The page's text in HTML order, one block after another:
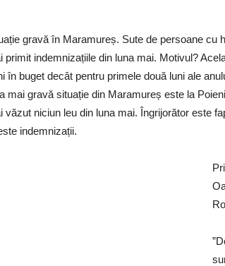
gravă în Maramureș. Sute de persoane cu
primit indemnizațiile din luna mai. Motivul?
în buget decât pentru primele două luni ale
mai gravă situație din Maramureș este la
văzut niciun leu din luna mai. Îngrijorător este
indemnizații.